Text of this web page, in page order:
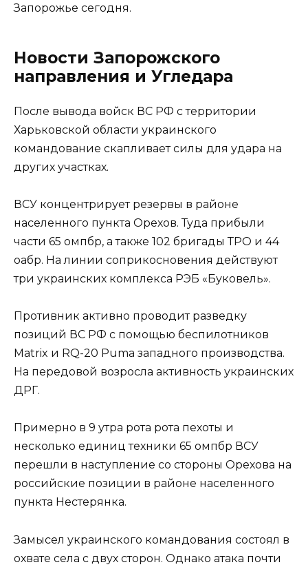
Запорожье сегодня.
Новости Запорожского
направления и Угледара
После вывода войск ВС РФ с территории
Харьковской области украинского
командование скапливает силы для удара на
других участках.
ВСУ концентрирует резервы в районе
населенного пункта Орехов. Туда прибыли
части 65 омпбр, а также 102 бригады ТРО и 44
оабр. На линии соприкосновения действуют
три украинских комплекса РЭБ «Буковель».
Противник активно проводит разведку
позиций ВС РФ с помощью беспилотников
Matrix и RQ-20 Puma западного производства.
На передовой возросла активность украинских
ДРГ.
Примерно в 9 утра рота рота пехоты и
несколько единиц техники 65 омпбр ВСУ
перешли в наступление со стороны Орехова на
российские позиции в районе населенного
пункта Нестерянка.
Замысел украинского командования состоял в
охвате села с двух сторон. Однако атака почти